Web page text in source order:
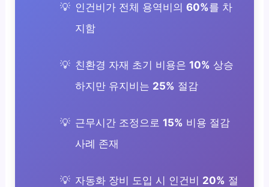
인건비가 전체 용역비의 60%를 차
지함
친환경 자재 초기 비용은 10% 상승
하지만 유지비는 25% 절감
근무시간 조정으로 15% 비용 절감
사례 존재
자동화 장비 도입 시 인건비 20% 절